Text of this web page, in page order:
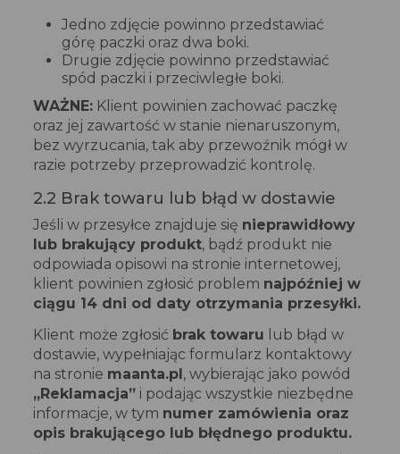
Jedno zdjęcie powinno przedstawiać
górę paczki oraz dwa boki.
Drugie zdjęcie powinno przedstawiać
spód paczki i przeciwległe boki.
WAŻNE:Klient powinien zachować paczkę
oraz jej zawartość w stanie nienaruszonym,
bez wyrzucania, tak aby przewoźnik mógł w
razie potrzeby przeprowadzić kontrolę.
2.2 Brak towaru lub błąd w dostawie
Jeśli w przesyłce znajduje się nieprawidłowy
lub brakujący produkt, bądź produkt nie
odpowiada opisowi na stronie internetowej,
klient powinien zgłosić problem najpóźniej w
ciągu 14 dni od daty otrzymania przesyłki.
Klient może zgłosić brak towaru lub błąd w
dostawie, wypełniając formularz kontaktowy
na stronie maanta.pl, wybierając jako powód
„Reklamacja”i podając wszystkie niezbędne
informacje, w tym numer zamówienia oraz
opis brakującego lub błędnego produktu.